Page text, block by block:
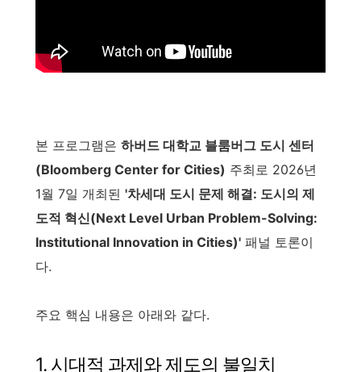
본 프로그램은 하버드 대학교 블룸버그 도시 센터
(Bloomberg Center for Cities) 주최로 2026년
1월 7일 개최된 '차세대 도시 문제 해결: 도시의 제
도적 혁신(Next Level Urban Problem-Solving:
Institutional Innovation in Cities)' 패널 토론이
다.
주요 핵심 내용은 아래와 같다.
1. 시대적 과제와 제도의 불일치